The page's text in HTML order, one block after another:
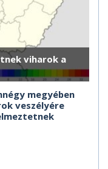
viharok a
megyében
veszélyére